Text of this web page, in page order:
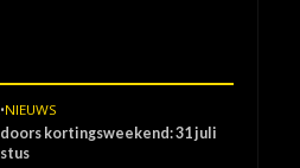
•NIEUWS
kortingsweekend: 31 juli